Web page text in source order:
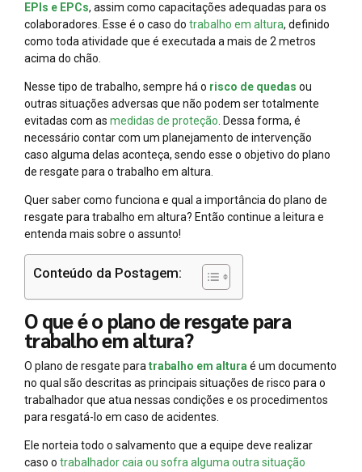
EPIs e EPCs, assim como capacitações adequadas para os
colaboradores. Esse é o caso do trabalho em altura, definido
como toda atividade que é executada a mais de 2 metros
acima do chão.
Nesse tipo de trabalho, sempre há o risco de quedas ou
outras situações adversas que não podem ser totalmente
evitadas com as medidas de proteção . Dessa forma, é
necessário contar com um planejamento de intervenção
caso alguma delas aconteça, sendo esse o objetivo do plano
de resgate para o trabalho em altura.
Quer saber como funciona e qual a importância do plano de
resgate para trabalho em altura? Então continue a leitura e
entenda mais sobre o assunto!
Conteúdo da Postagem:
O que é o plano de resgate para
trabalho em altura?
O plano de resgate para trabalho em altura é um documento
no qual são descritas as principais situações de risco para o
trabalhador que atua nessas condições e os procedimentos
para resgatá-lo em caso de acidentes.
Ele norteia todo o salvamento que a equipe deve realizar
caso o trabalhador caia ou sofra alguma outra situação